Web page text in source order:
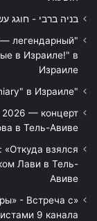
בניה ברבי - חוגג עשור על הבמות!
легендарный
в Израиле!" в
Израиле
"Песняры — Pesniary" в Израиле
2026 — концерт
в Тель-Авиве
взялся
Лави в Тель-
Авиве
- Встреча с
9 канала